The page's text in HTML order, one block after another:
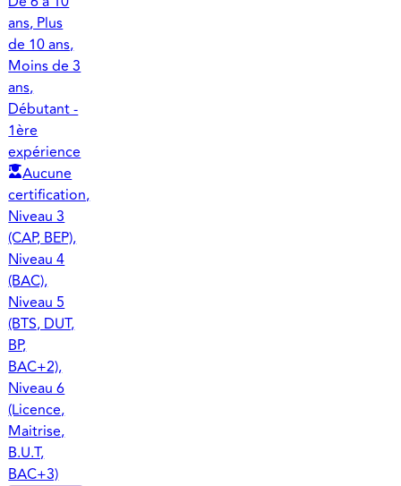
ans, Plus
de 10 ans,
Moins de 3
ans,
Débutant -
1ère
expérience
Aucune
certification,
Niveau 3
(CAP, BEP),
Niveau 4
(BAC),
Niveau 5
(BTS, DUT,
BP,
BAC+2),
Niveau 6
(Licence,
Maitrise,
B.U.T,
BAC+3)